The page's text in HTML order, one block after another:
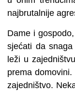
najbrutalnije
Dame i
sjećati da
leži u
prema
zajedništvo.